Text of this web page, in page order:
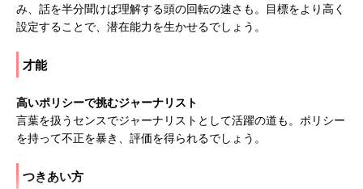
み、話を半分聞けば理解する頭の回転の速さも。目標をより高く
設定することで、潜在能力を生かせるでしょう。
才能
高いポリシーで挑むジャーナリスト
言葉を扱うセンスでジャーナリストとして活躍の道も。ポリシー
を持って不正を暴き、評価を得られるでしょう。
つきあい方